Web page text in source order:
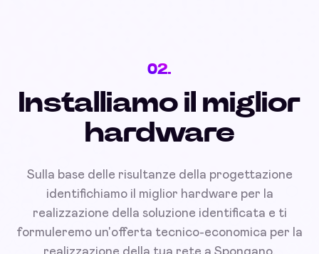
02.
Installiamo il miglior
hardware
Sulla base delle risultanze della progettazione
identifichiamo il miglior hardware per la
realizzazione della soluzione identificata e ti
formuleremo un'offerta tecnico-economica per la